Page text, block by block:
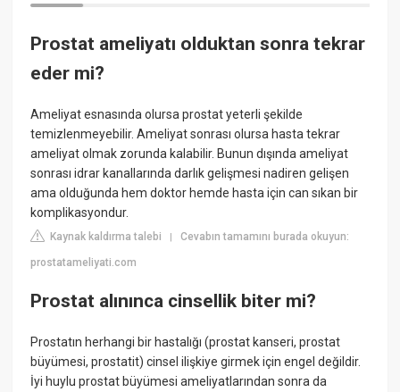
Prostat ameliyatı olduktan sonra tekrar
eder mi?
Ameliyat esnasında olursa prostat yeterli şekilde
temizlenmeyebilir. Ameliyat sonrası olursa hasta tekrar
ameliyat olmak zorunda kalabilir. Bunun dışında ameliyat
sonrası idrar kanallarında darlık gelişmesi nadiren gelişen
ama olduğunda hem doktor hemde hasta için can sıkan bir
komplikasyondur.
Kaynak kaldırma talebi |Cevabın tamamını burada okuyun:
prostatameliyati.com
Prostat alınınca cinsellik biter mi?
Prostatın herhangi bir hastalığı (prostat kanseri, prostat
büyümesi, prostatit) cinsel ilişkiye girmek için engel değildir.
İyi huylu prostat büyümesi ameliyatlarından sonra da